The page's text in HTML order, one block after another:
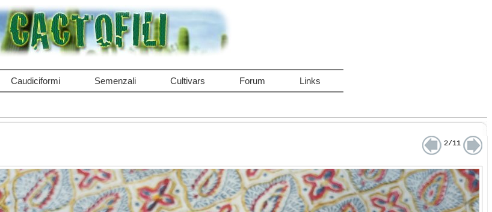
Caudiciformi Semenzali Cultivars Forum Links
2/11